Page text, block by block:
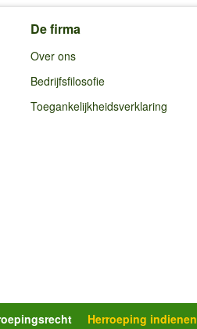
De firma
Over ons
Bedrijfsfilosofie
Toegankelijkheidsverklaring
Herroeping indienen